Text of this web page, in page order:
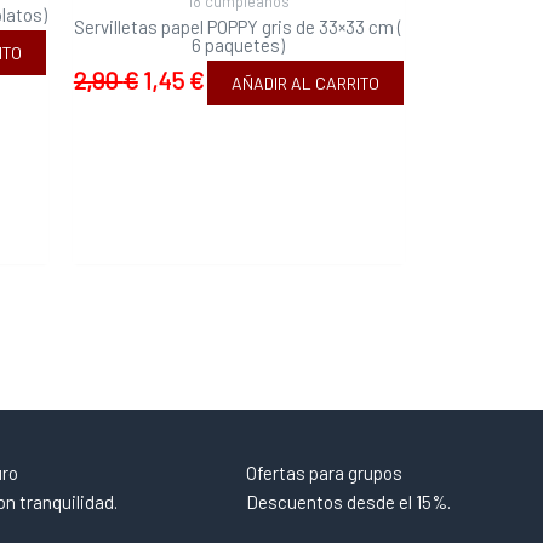
Servilletas papel POPPY gris de 33×33 cm (
6 paquetes)
2,90€ 1,45 € AÑADIR AL CARRITO
tranquilidad.
Ofertas para grupos
Descuentos desde el 15%.